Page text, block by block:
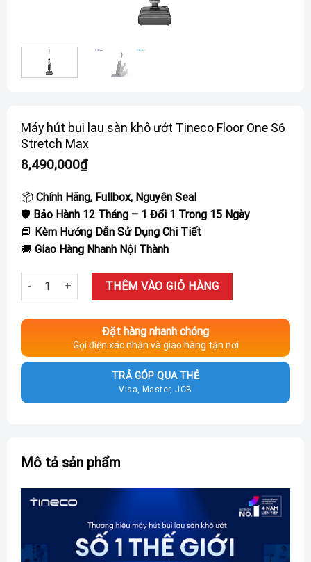
Máy hút bụi lau sàn khô ướt Tineco Floor One S6
Stretch Max
8,490,000₫
📦 Chính Hãng, Fullbox, Nguyên Seal
🛡️ Bảo Hành 12 Tháng – 1 Đổi 1 Trong 15 Ngày
📘 Kèm Hướng Dẫn Sử Dụng Chi Tiết
🚚 Giao Hàng Nhanh Nội Thành
Máy hút bụi lau sàn khô ướt Tineco Floor One S6 Stretch Max
THÊM VÀO GIỎ HÀNG
Đặt hàng nhanh chóng
Gọi điện xác nhận và giao hàng tận nơi
TRẢ GÓP QUA THẺ
Visa, Master, JCB
Mô tả sản phẩm